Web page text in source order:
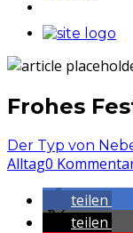
Frohes
Der Typ von
Alltag0
teilen
teilen